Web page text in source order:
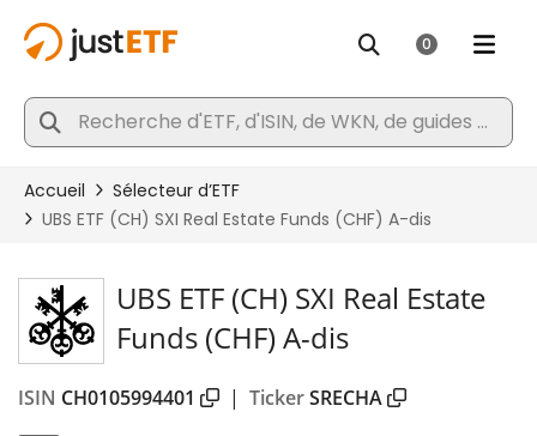
UBS ETF (CH) SXI Real Estate
Funds (CHF) A-dis
ISIN CH0105994401 | TickerSRECHA